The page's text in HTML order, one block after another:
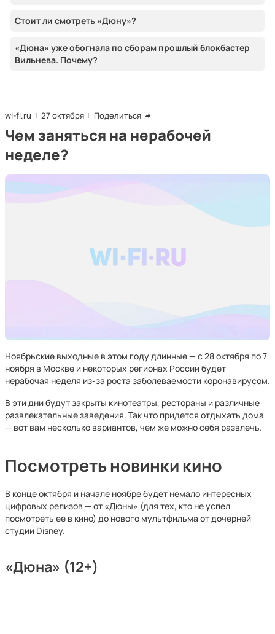
Стоит ли смотреть «Дюну»?
«Дюна» уже обогнала по сборам прошлый блокбастер
Вильнева. Почему?
wi-fi.ru 27 октября Поделиться
Чем заняться на нерабочей
неделе?
Ноябрьские выходные в этом году длинные — с 28 октября по 7
ноября в Москве и некоторых регионах России будет
нерабочая неделя из-за роста заболеваемости коронавирусом.
В эти дни будут закрыты кинотеатры, рестораны и различные
развлекательные заведения. Так что придется отдыхать дома
— вот вам несколько вариантов, чем же можно себя развлечь.
Посмотреть новинки кино
В конце октября и начале ноябре будет немало интересных
цифровых релизов — от «Дюны» (для тех, кто не успел
посмотреть ее в кино) до нового мультфильма от дочерней
студии Disney.
«Дюна» (12+)